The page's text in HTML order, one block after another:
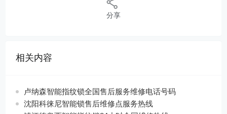
分享
相关内容
卢纳森智能指纹锁全国售后服务维修电话号码
沈阳科徕尼智能锁售后维修点服务热线